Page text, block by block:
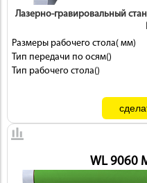
Лазерно-гравировальный
Размеры рабочего стола( мм)
Тип передачи по осям()
Тип рабочего стола()
WL 9060